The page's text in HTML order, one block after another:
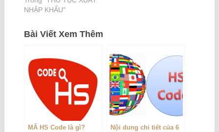
NHẬP KHẨU"
Bài Viết Xem Thêm
MÃ HS Code là gì?
Nội dung chi tiết của 6